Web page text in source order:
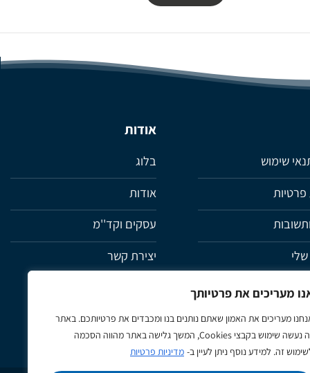
מעריכים את פרטיותך
מעריכים את האמון שאתם נותנים בנו ומכבדים את פרטיותכם. באתר
זה נעשה שימוש בקבצי Cookies, המשך גלישה באתר מהווה הסכמה
זה. למידע נוסף ניתן לעיין ב- מדיניות פרטיות
שימוש
פרטיות
אודות
בלוג
אודות
עסקים וקד''מ
יצירת קשר